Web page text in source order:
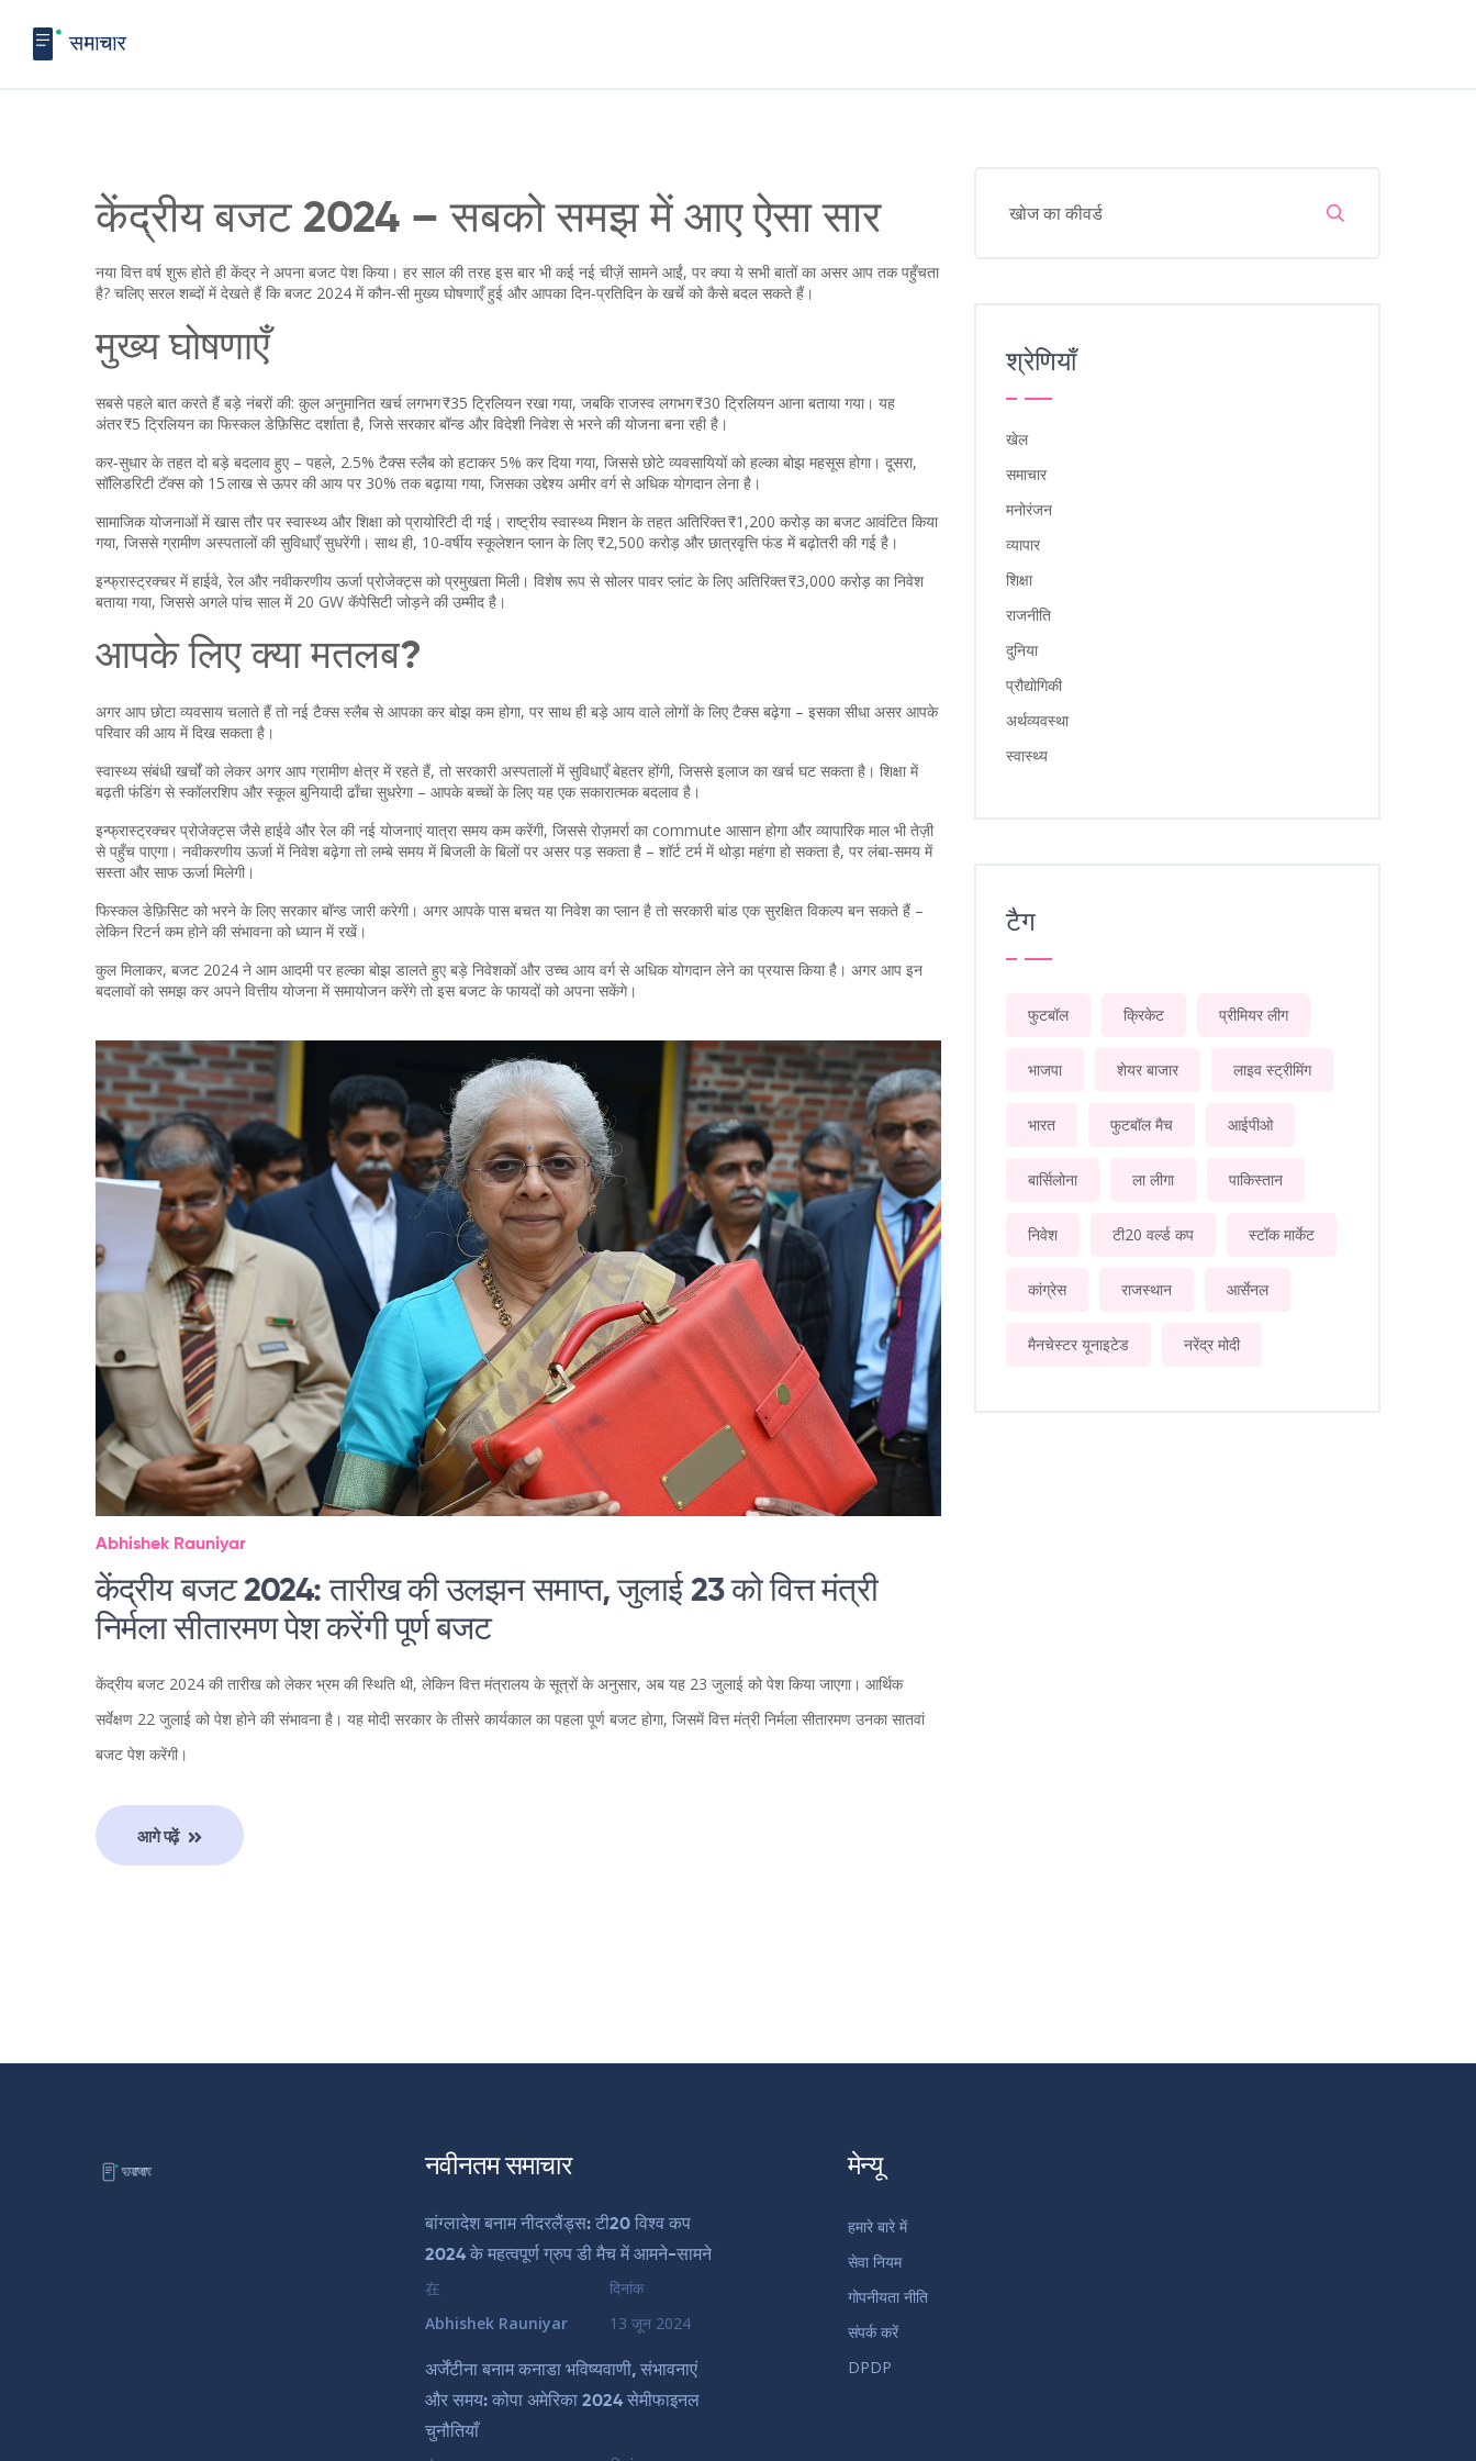
केंद्रीय बजट 2024 – सबको समझ में आए ऐसा सार
नया वित्त वर्ष शुरू होते ही केंद्र ने अपना बजट पेश किया। हर साल की तरह इस बार भी कई नई चीज़ें सामने आईं, पर क्या ये सभी बातों का असर आप तक पहुँचता
है? चलिए सरल शब्दों में देखते हैं कि बजट 2024 में कौन‑सी मुख्य घोषणाएँ हुई और आपका दिन‑प्रतिदिन के खर्चे को कैसे बदल सकते हैं।
मुख्य घोषणाएँ
सबसे पहले बात करते हैं बड़े नंबरों की: कुल अनुमानित खर्च लगभग ₹35 ट्रिलियन रखा गया, जबकि राजस्व लगभग ₹30 ट्रिलियन आना बताया गया। यह
अंतर ₹5 ट्रिलियन का फिस्कल डेफ़िसिट दर्शाता है, जिसे सरकार बॉन्ड और विदेशी निवेश से भरने की योजना बना रही है।
कर‑सुधार के तहत दो बड़े बदलाव हुए – पहले, 2.5% टैक्स स्लैब को हटाकर 5% कर दिया गया, जिससे छोटे व्यवसायियों को हल्का बोझ महसूस होगा। दूसरा,
सॉलिडरिटी टॅक्स को 15 लाख से ऊपर की आय पर 30% तक बढ़ाया गया, जिसका उद्देश्य अमीर वर्ग से अधिक योगदान लेना है।
सामाजिक योजनाओं में खास तौर पर स्वास्थ्य और शिक्षा को प्रायोरिटी दी गई। राष्ट्रीय स्वास्थ्य मिशन के तहत अतिरिक्त ₹1,200 करोड़ का बजट आवंटित किया
गया, जिससे ग्रामीण अस्पतालों की सुविधाएँ सुधरेंगी। साथ ही, 10‑वर्षीय स्कूलेशन प्लान के लिए ₹2,500 करोड़ और छात्रवृत्ति फंड में बढ़ोतरी की गई है।
इन्फ्रास्ट्रक्चर में हाईवे, रेल और नवीकरणीय ऊर्जा प्रोजेक्ट्स को प्रमुखता मिली। विशेष रूप से सोलर पावर प्लांट के लिए अतिरिक्त ₹3,000 करोड़ का निवेश
बताया गया, जिससे अगले पांच साल में 20 GW कॅपेसिटी जोड़ने की उम्मीद है।
आपके लिए क्या मतलब?
अगर आप छोटा व्यवसाय चलाते हैं तो नई टैक्स स्लैब से आपका कर बोझ कम होगा, पर साथ ही बड़े आय वाले लोगों के लिए टैक्स बढ़ेगा – इसका सीधा असर आपके
परिवार की आय में दिख सकता है।
स्वास्थ्य संबंधी खर्चों को लेकर अगर आप ग्रामीण क्षेत्र में रहते हैं, तो सरकारी अस्पतालों में सुविधाएँ बेहतर होंगी, जिससे इलाज का खर्च घट सकता है। शिक्षा में
बढ़ती फंडिंग से स्कॉलरशिप और स्कूल बुनियादी ढाँचा सुधरेगा – आपके बच्चों के लिए यह एक सकारात्मक बदलाव है।
इन्फ्रास्ट्रक्चर प्रोजेक्ट्स जैसे हाईवे और रेल की नई योजनाएं यात्रा समय कम करेंगी, जिससे रोज़मर्रा का commute आसान होगा और व्यापारिक माल भी तेज़ी
से पहुँच पाएगा। नवीकरणीय ऊर्जा में निवेश बढ़ेगा तो लम्बे समय में बिजली के बिलों पर असर पड़ सकता है – शॉर्ट टर्म में थोड़ा महंगा हो सकता है, पर लंबा‑समय में
सस्ता और साफ ऊर्जा मिलेगी।
फिस्कल डेफ़िसिट को भरने के लिए सरकार बॉन्ड जारी करेगी। अगर आपके पास बचत या निवेश का प्लान है तो सरकारी बांड एक सुरक्षित विकल्प बन सकते हैं –
लेकिन रिटर्न कम होने की संभावना को ध्यान में रखें।
कुल मिलाकर, बजट 2024 ने आम आदमी पर हल्का बोझ डालते हुए बड़े निवेशकों और उच्च आय वर्ग से अधिक योगदान लेने का प्रयास किया है। अगर आप इन
बदलावों को समझ कर अपने वित्तीय योजना में समायोजन करेंगे तो इस बजट के फायदों को अपना सकेंगे।
Abhishek Rauniyar
केंद्रीय बजट 2024: तारीख की उलझन समाप्त, जुलाई 23 को वित्त मंत्री
निर्मला सीतारमण पेश करेंगी पूर्ण बजट
केंद्रीय बजट 2024 की तारीख को लेकर भ्रम की स्थिति थी, लेकिन वित्त मंत्रालय के सूत्रों के अनुसार, अब यह 23 जुलाई को पेश किया जाएगा। आर्थिक
सर्वेक्षण 22 जुलाई को पेश होने की संभावना है। यह मोदी सरकार के तीसरे कार्यकाल का पहला पूर्ण बजट होगा, जिसमें वित्त मंत्री निर्मला सीतारमण उनका सातवां
बजट पेश करेंगी।
आगे पढ़ें
श्रेणियाँ
खेल
समाचार
मनोरंजन
व्यापार
शिक्षा
राजनीति
दुनिया
प्रौद्योगिकी
अर्थव्यवस्था
स्वास्थ्य
टैग
फुटबॉल क्रिकेट प्रीमियर लीग
भाजपा शेयर बाजार लाइव स्ट्रीमिंग
भारत फुटबॉल मैच आईपीओ
बार्सिलोना ला लीगा पाकिस्तान
निवेश टी20 वर्ल्ड कप स्टॉक मार्केट
कांग्रेस राजस्थान आर्सेनल
मैनचेस्टर यूनाइटेड नरेंद्र मोदी
नवीनतम समाचार
बांग्लादेश बनाम नीदरलैंड्स: टी20 विश्व कप
2024 के महत्वपूर्ण ग्रुप डी मैच में आमने-सामने
在
Abhishek Rauniyar
दिनांक
13 जून 2024
अर्जेंटीना बनाम कनाडा भविष्यवाणी, संभावनाएं
और समय: कोपा अमेरिका 2024 सेमीफाइनल
चुनौतियाँ
मेन्यू
हमारे बारे में
सेवा नियम
गोपनीयता नीति
संपर्क करें
DPDP